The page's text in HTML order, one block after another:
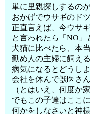
単に里親探しするの
おかげでウサギのド
正直言えば、今ウサ
と言われたら「NO」
犬猫に比べたら、本
勤め人の主婦に飼え
病気になるとどうし
会社を休んで獣医さ
（とはいえ、何度か
でもこの子達はここ
何かをしなさいと神